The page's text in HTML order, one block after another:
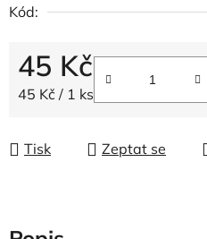
Kód:
45 Kč
Měrná cena:
45 Kč / 1 ks
Tisk Zeptat se